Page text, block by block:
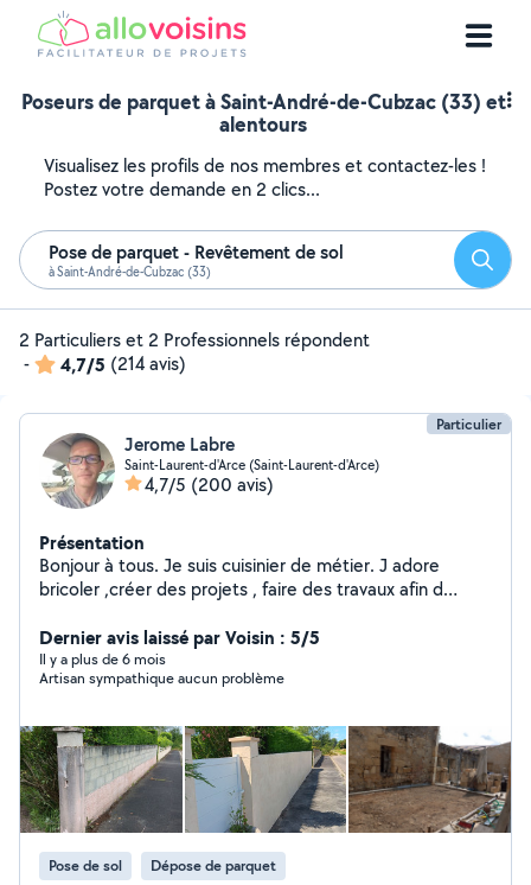
Poseurs de parquet à Saint-André-de-Cubzac (33) et
alentours
Visualisez les profils de nos membres et contactez-les !
Postez votre demande en 2 clics...
Pose de parquet - Revêtement de sol
à Saint-André-de-Cubzac (33)
2 Particuliers et 2 Professionnels répondent
-
4,7/5 (214 avis)
Particulier
Jerome Labre
Saint-Laurent-d'Arce (Saint-Laurent-d'Arce)
4,7/5 (200 avis)
Présentation
Bonjour à tous. Je suis cuisinier de métier. J adore
bricoler ,créer des projets , faire des travaux afin d
,sérieux. L 'on peut me faire confiance. N hésitez pas à
m appeler pour toutes questions. Merci à tous.
Dernier avis laissé par Voisin : 5/5
Il y a plus de 6 mois
Artisan sympathique aucun problème
Pose de sol Dépose de parquet